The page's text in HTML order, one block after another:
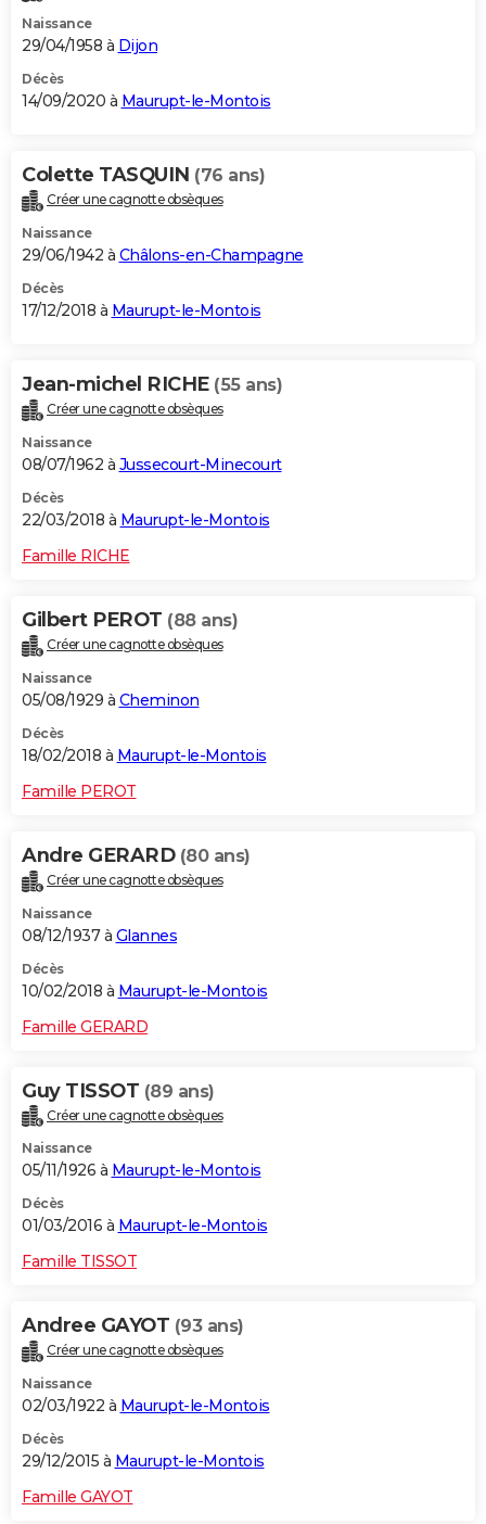
Naissance
29/04/1958 à Dijon
Décès
14/09/2020 à Maurupt-le-Montois
Colette TASQUIN (76 ans)
Créer une cagnotte obsèques
Naissance
29/06/1942 à Châlons-en-Champagne
Décès
17/12/2018 à Maurupt-le-Montois
Jean-michel RICHE (55 ans)
Créer une cagnotte obsèques
Naissance
08/07/1962 à Jussecourt-Minecourt
Décès
22/03/2018 à Maurupt-le-Montois
Famille RICHE
Gilbert PEROT (88 ans)
Créer une cagnotte obsèques
Naissance
05/08/1929 à Cheminon
Décès
18/02/2018 à Maurupt-le-Montois
Famille PEROT
Andre GERARD (80 ans)
Créer une cagnotte obsèques
Naissance
08/12/1937 à Glannes
Décès
10/02/2018 à Maurupt-le-Montois
Famille GERARD
Guy TISSOT (89 ans)
Créer une cagnotte obsèques
Naissance
05/11/1926 à Maurupt-le-Montois
Décès
01/03/2016 à Maurupt-le-Montois
Famille TISSOT
Andree GAYOT (93 ans)
Créer une cagnotte obsèques
Naissance
02/03/1922 à Maurupt-le-Montois
Décès
29/12/2015 à Maurupt-le-Montois
Famille GAYOT